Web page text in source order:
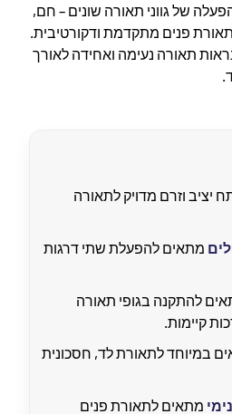
של גווני תאורה שונים – חם,
פנים מתקדמת ודקורטיבית.
תאורה נעימה ואחידה לאורך
יציב וזרם מדויק לתאורה
מתאים להפעלת שתי דרגות
להתקנה בגופי תאורה
קיימות.
במיוחד לתאורת לד, חסכונית
מתאים לתאורת פנים